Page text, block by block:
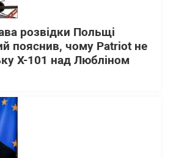
розвідки Польщі
пояснив, чому Patriot не
Х-101 над Любліном